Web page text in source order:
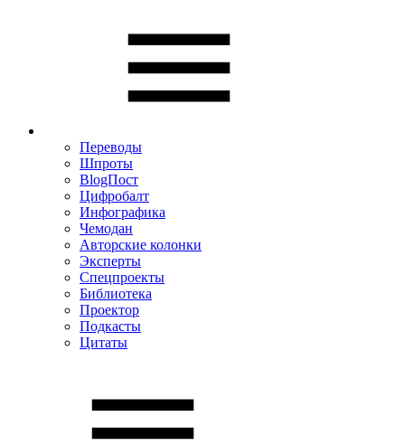
Переводы
Шпроты
BlogПост
Цифробалт
Инфографика
Чемодан
Авторские колонки
Эксперты
Спецпроекты
Библиотека
Проектор
Подкасты
Цитаты